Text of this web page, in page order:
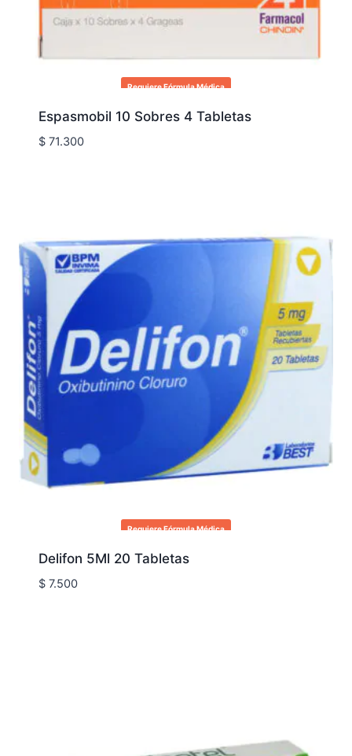
Requiere Fórmula Médica
Espasmobil 10 Sobres 4 Tabletas
$71.300
Requiere Fórmula Médica
Delifon 5Ml 20 Tabletas
$7.500